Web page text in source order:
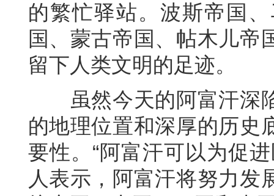
的繁忙驿站。波斯帝国
国、蒙古帝国、帖木儿帝
留下人类文明的足迹。
虽然今天的阿富汗深陷
的地理位置和深厚的历史
要性。“阿富汗可以为促
人表示，阿富汗将努力发